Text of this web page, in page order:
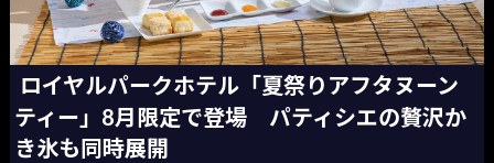
ロイヤルパークホテル「夏祭りアフタヌーン
ティー」8月限定で登場 パティシエの贅沢か
き氷も同時展開